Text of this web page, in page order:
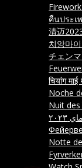
คืนประเ
清迈
치앙마
チェン
चियांग
Noche
Nuit
Notte dei